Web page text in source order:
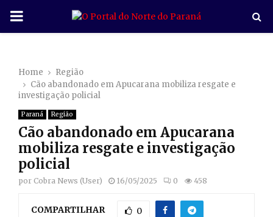
P
M
A
R
Home
Região
Cão abandonado em Apucarana mobiliza resgate e
investigação policial
Paraná Região
Cão abandonado em Apucarana
mobiliza resgate e investigação
policial
por Cobra News (User) 16/05/2025 0 458
COMPARTILHAR 0